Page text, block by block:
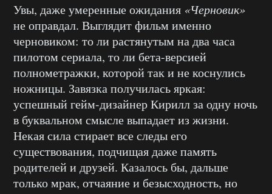
Увы, даже умеренные ожидания «Черновик»
не оправдал. Выглядит фильм именно
черновиком: то ли растянутым на два часа
пилотом сериала, то ли бета-версией
полнометражки, которой так и не коснулись
ножницы. Завязка получилась яркая:
успешный гейм-дизайнер Кирилл за одну ночь
в буквальном смысле выпадает из жизни.
Некая сила стирает все следы его
существования, подчищая даже память
родителей и друзей. Казалось бы, дальше
только мрак, отчаяние и безысходность, но